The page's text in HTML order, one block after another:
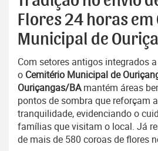
Flores 24 horas
Municipal de
Com setores antigos integrados
o Cemitério Municipal de
Ouriçangas/BAmantém áreas
pontos de sombra que reforçam
tranquilidade, evidenciando o
famílias que visitam o local. Já
de mais de 580 coroas de flores